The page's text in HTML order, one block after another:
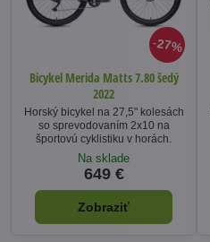
27%
Bicykel Merida Matts 7.80 šedý
2022
Horský bicykel na 27,5" kolesách
so sprevodovaním 2x10 na
športovú cyklistiku v horách.
Na sklade
649 €
Zobraziť